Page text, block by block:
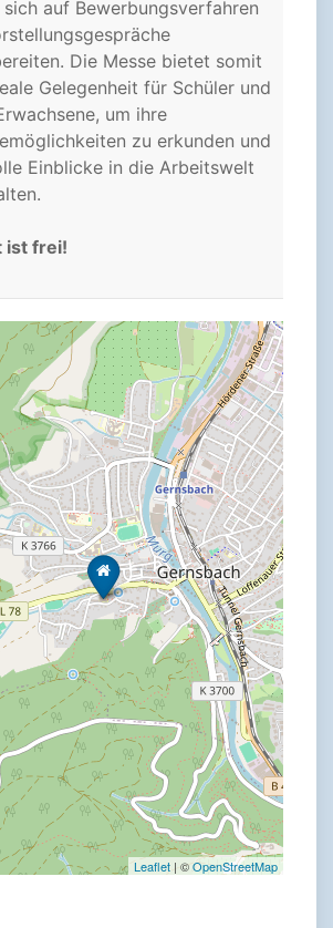
sich auf Bewerbungsverfahren
Die Messe bietet somit
Gelegenheit für Schüler und
um ihre
zu erkunden und
Einblicke in die Arbeitswelt
ist frei!
Leaflet | ©OpenStreetMap